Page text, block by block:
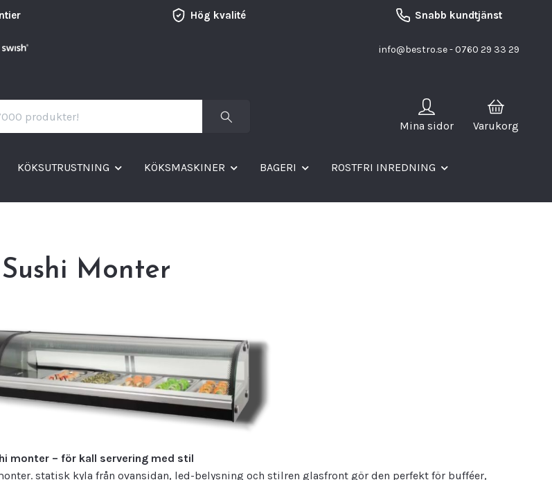
Hög kvalité Snabb kundtjänst
info@bestro.se- 0760 29 33 29
Mina sidor Varukorg
KÖKSUTRUSTNING KÖKSMASKINER BAGERI
ROSTFRI INREDNING
Sushi Monter
monter – för kall servering med stil
statisk kyla från ovansidan, led-belysning och stilren glasfront gör den perfekt för bufféer,